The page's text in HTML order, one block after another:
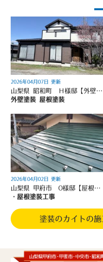
2026年04月07日 更新
山梨県 昭和町 Ｈ様邸【外壁・屋根塗装工事】｜山梨県地域密着型塗装店（塗装のカイト）
外壁塗装 屋根塗装
2026年04月02日 更新
山梨県 甲府市 O様邸【屋根塗装工事】｜山梨県地域密着型塗装店（塗装のカイト）
・屋根塗装工事
塗装のカイトの